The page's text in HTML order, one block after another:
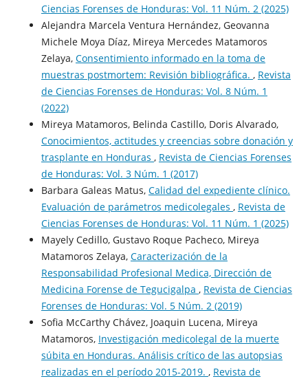
Ciencias Forenses de Honduras: Vol. 11 Núm. 2 (2025)
Alejandra Marcela Ventura Hernández, Geovanna
Michele Moya Díaz, Mireya Mercedes Matamoros
Zelaya, Consentimiento informado en la toma de
muestras postmortem: Revisión bibliográfica. , Revista
de Ciencias Forenses de Honduras: Vol. 8 Núm. 1
(2022)
Mireya Matamoros, Belinda Castillo, Doris Alvarado,
Conocimientos, actitudes y creencias sobre donación y
trasplante en Honduras , Revista de Ciencias Forenses
de Honduras: Vol. 3 Núm. 1 (2017)
Barbara Galeas Matus, Calidad del expediente clínico.
Evaluación de parámetros medicolegales , Revista de
Ciencias Forenses de Honduras: Vol. 11 Núm. 1 (2025)
Mayely Cedillo, Gustavo Roque Pacheco, Mireya
Matamoros Zelaya, Caracterización de la
Responsabilidad Profesional Medica, Dirección de
Medicina Forense de Tegucigalpa , Revista de Ciencias
Forenses de Honduras: Vol. 5 Núm. 2 (2019)
Sofia McCarthy Chávez, Joaquin Lucena, Mireya
Matamoros, Investigación medicolegal de la muerte
súbita en Honduras. Análisis crítico de las autopsias
realizadas en el período 2015-2019. , Revista de